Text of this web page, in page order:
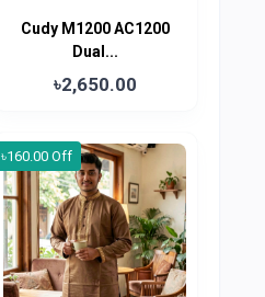
Cudy M1200 AC1200
Dual...
৳2,650.00
৳160.00 Off